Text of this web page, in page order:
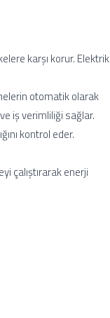
karşı korur. Elektrik
otomatik olarak
iş verimliliği sağlar.
kontrol eder.
çalıştırarak enerji